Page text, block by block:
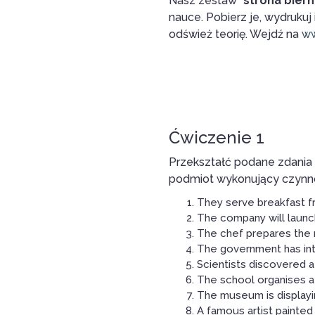
nauce. Pobierz je,
odśwież teorię. Wejdź na
Ćwiczenie 1
Przekształć podane
podmiot wykonujący
They serve breakfast
The company will
The chef prepares the
The government has
Scientists discovered
The school organises
The museum is
A famous artist painted